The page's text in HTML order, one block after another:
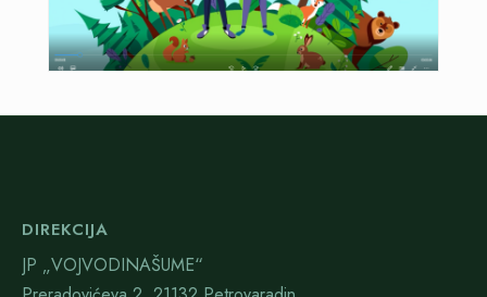
DIREKCIJA
JP „VOJVODINAŠUME“